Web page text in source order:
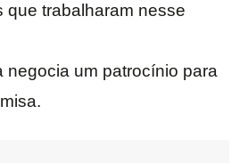
que trabalharam nesse
negocia um patrocínio para